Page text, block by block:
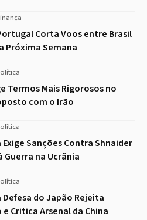
Corta Voos entre Brasil
Próxima Semana
Termos Mais Rigorosos no
com o Irão
Sanções Contra Shnaider
Guerra na Ucrânia
do Japão Rejeita
Critica Arsenal da China